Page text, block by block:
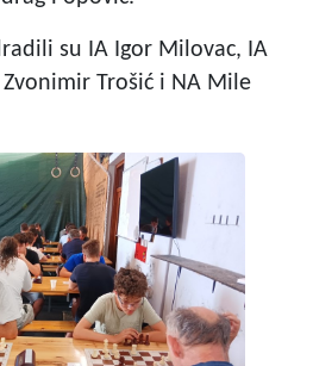
su IA Igor Milovac, IA
Zvonimir Trošić i NA Mile